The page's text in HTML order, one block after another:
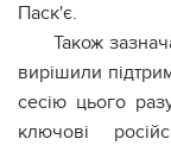
Паск'є.
Також
вирішили
сесію цього
ключові